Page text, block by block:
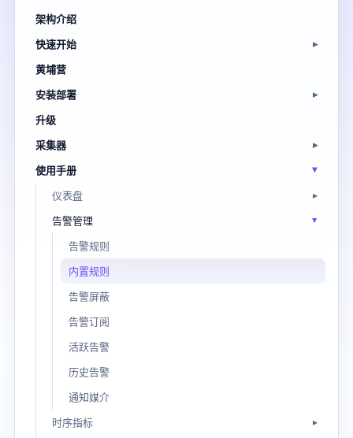
架构介绍
快速开始
黄埔营
安装部署
升级
采集器
使用手册
仪表盘
告警管理
告警规则
内置规则
告警屏蔽
告警订阅
活跃告警
历史告警
通知媒介
时序指标